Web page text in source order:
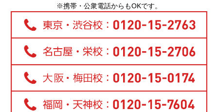
※携帯・公衆電話からもOKです。